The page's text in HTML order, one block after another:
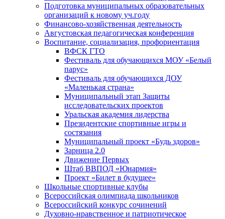
Подготовка муниципальных образовательных
организаций к новому уч.году
Финансово-хозяйственная деятельность
Августовская педагогическая конференция
Воспитание, социализация, профориентация
ВФСК ГТО
Фестиваль для обучающихся МОУ «Белый
парус»
Фестиваль для обучающихся ДОУ
«Маленькая страна»
Муниципальный этап Защиты
исследовательских проектов
Уральская академия лидерства
Президентские спортивные игры и
состязания
Муниципальный проект «Будь здоров»
Зарница 2.0
Движение Первых
Штаб ВВПОД «Юнармия»
Проект «Билет в будущее»
Школьные спортивные клубы
Всероссийская олимпиада школьников
Всероссийский конкурс сочинений
Духовно-нравственное и патриотическое